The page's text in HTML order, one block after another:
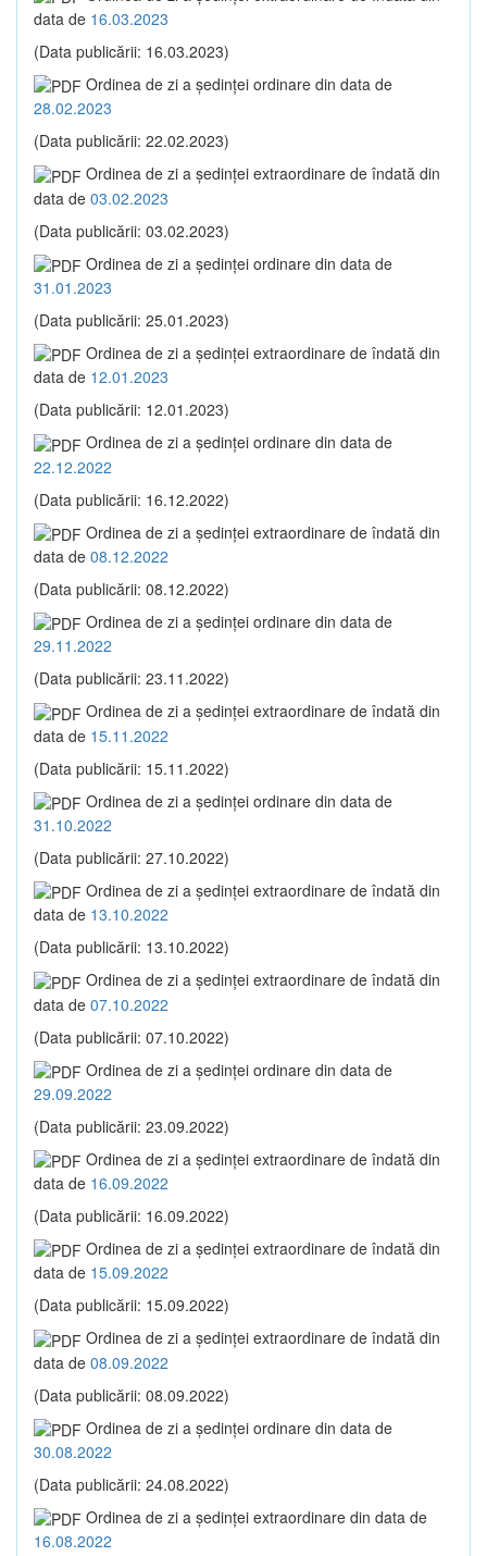
data de 16.03.2023
(Data publicării: 16.03.2023)
Ordinea de zi a şedinţei ordinare din data de
28.02.2023
(Data publicării: 22.02.2023)
Ordinea de zi a şedinţei extraordinare de îndată din
data de 03.02.2023
(Data publicării: 03.02.2023)
Ordinea de zi a şedinţei ordinare din data de
31.01.2023
(Data publicării: 25.01.2023)
Ordinea de zi a şedinţei extraordinare de îndată din
data de 12.01.2023
(Data publicării: 12.01.2023)
Ordinea de zi a şedinţei ordinare din data de
22.12.2022
(Data publicării: 16.12.2022)
Ordinea de zi a şedinţei extraordinare de îndată din
data de 08.12.2022
(Data publicării: 08.12.2022)
Ordinea de zi a şedinţei ordinare din data de
29.11.2022
(Data publicării: 23.11.2022)
Ordinea de zi a şedinţei extraordinare de îndată din
data de 15.11.2022
(Data publicării: 15.11.2022)
Ordinea de zi a şedinţei ordinare din data de
31.10.2022
(Data publicării: 27.10.2022)
Ordinea de zi a şedinţei extraordinare de îndată din
data de 13.10.2022
(Data publicării: 13.10.2022)
Ordinea de zi a şedinţei extraordinare de îndată din
data de 07.10.2022
(Data publicării: 07.10.2022)
Ordinea de zi a şedinţei ordinare din data de
29.09.2022
(Data publicării: 23.09.2022)
Ordinea de zi a şedinţei extraordinare de îndată din
data de 16.09.2022
(Data publicării: 16.09.2022)
Ordinea de zi a şedinţei extraordinare de îndată din
data de 15.09.2022
(Data publicării: 15.09.2022)
Ordinea de zi a şedinţei extraordinare de îndată din
data de 08.09.2022
(Data publicării: 08.09.2022)
Ordinea de zi a şedinţei ordinare din data de
30.08.2022
(Data publicării: 24.08.2022)
Ordinea de zi a şedinţei extraordinare din data de
16.08.2022